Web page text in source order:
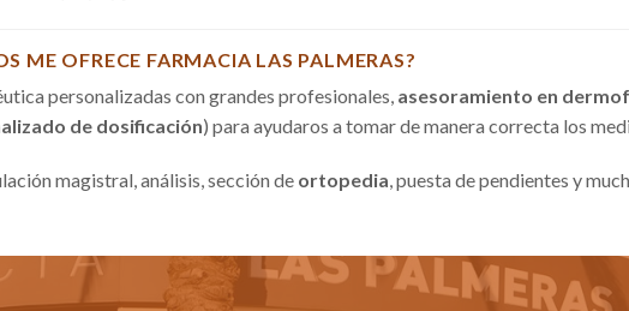
ME OFRECE FARMACIA LAS PALMERAS?
personalizadas con grandes profesionales, asesoramiento en
de dosificación) para ayudaros a tomar de manera correcta los
magistral, análisis, sección de ortopedia, puesta de pendientes y